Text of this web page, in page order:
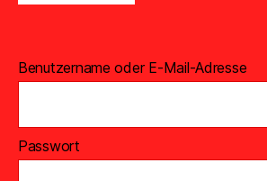
Benutzername oder E-Mail-Adresse
Passwort